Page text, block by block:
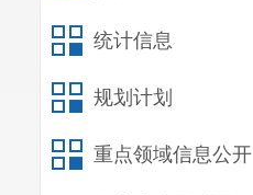
统计信息
规划计划
重点领域信息公开